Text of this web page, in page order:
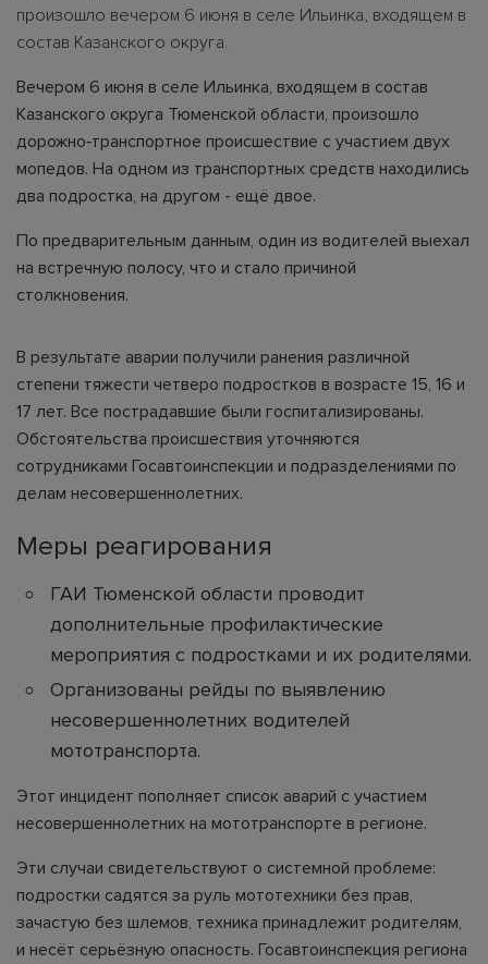
произошло вечером 6 июня в селе Ильинка, входящем в
состав Казанского округа.
Вечером 6 июня в селе Ильинка, входящем в состав
Казанского округа Тюменской области, произошло
дорожно‑транспортное происшествие с участием двух
мопедов. На одном из транспортных средств находились
два подростка, на другом - ещё двое.
По предварительным данным, один из водителей выехал
на встречную полосу, что и стало причиной
столкновения.
В результате аварии получили ранения различной
степени тяжести четверо подростков в возрасте 15, 16 и
17 лет. Все пострадавшие были госпитализированы.
Обстоятельства происшествия уточняются
сотрудниками Госавтоинспекции и подразделениями по
делам несовершеннолетних.
Меры реагирования
ГАИ Тюменской области проводит
дополнительные профилактические
мероприятия с подростками и их родителями.
Организованы рейды по выявлению
несовершеннолетних водителей
мототранспорта.
Этот инцидент пополняет список аварий с участием
несовершеннолетних на мототранспорте в регионе.
Эти случаи свидетельствуют о системной проблеме:
подростки садятся за руль мототехники без прав,
зачастую без шлемов, техника принадлежит родителям,
и несёт серьёзную опасность. Госавтоинспекция региона